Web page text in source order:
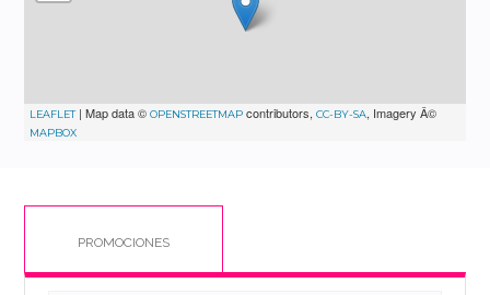
LEAFLET| Map data ©OPENSTREETMAP contributors,CC-BY-SA, Imagery Â©
MAPBOX
PROMOCIONES